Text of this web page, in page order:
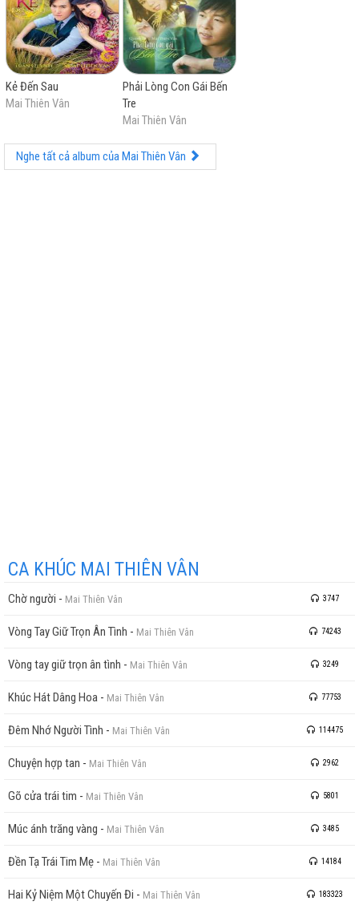
Kẻ Đến Sau
Mai Thiên Vân
Phải Lòng Con Gái Bến
Tre
Mai Thiên Vân
Nghe tất cả album của Mai Thiên Vân
CA KHÚC MAI THIÊN VÂN
Chờ người - Mai Thiên Vân 3747
Vòng Tay Giữ Trọn Ân Tình - Mai Thiên Vân 74243
Vòng tay giữ trọn ân tình - Mai Thiên Vân 3249
Khúc Hát Dâng Hoa - Mai Thiên Vân 77753
Đêm Nhớ Người Tình - Mai Thiên Vân 114475
Chuyện hợp tan - Mai Thiên Vân 2962
Gõ cửa trái tim - Mai Thiên Vân 5801
Múc ánh trăng vàng - Mai Thiên Vân 3485
Đền Tạ Trái Tim Mẹ - Mai Thiên Vân 14184
Hai Kỷ Niệm Một Chuyến Đi - Mai Thiên Vân 183323